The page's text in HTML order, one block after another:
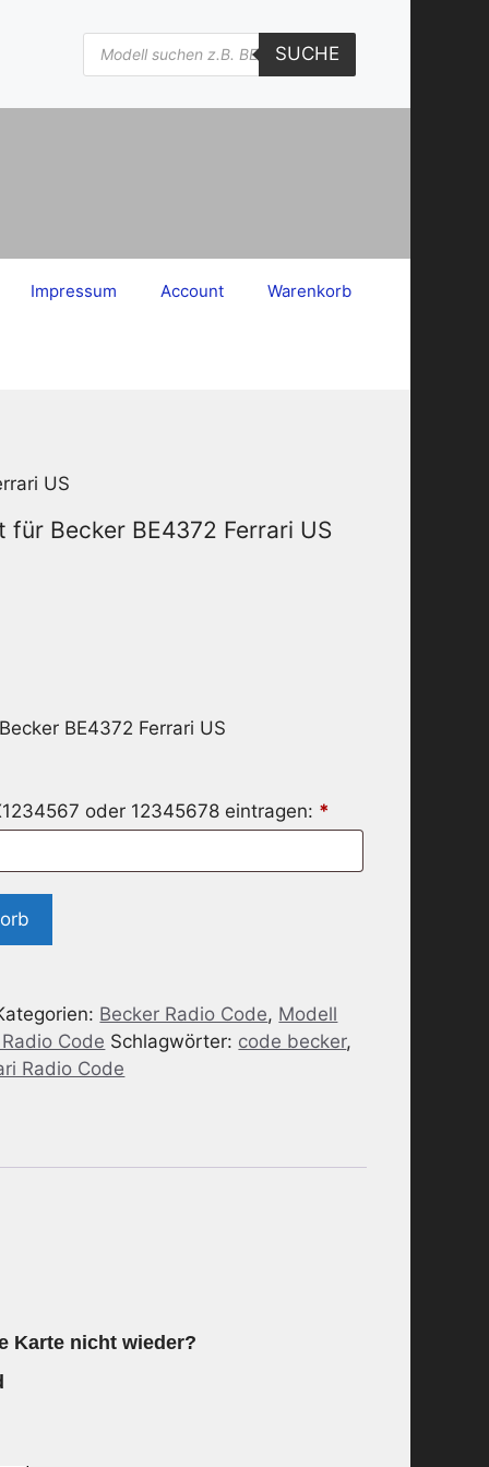
Products
search
SUCHE
Impressum Account Warenkorb
US
für Becker BE4372 Ferrari US
BE4372 Ferrari US
oder 12345678 eintragen: *
Becker Radio Code, Modell
Code Schlagwörter: code becker,
Radio Code
Karte nicht wieder?